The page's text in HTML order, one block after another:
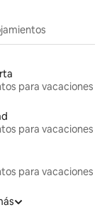
para vacaciones
para vacaciones
para vacaciones